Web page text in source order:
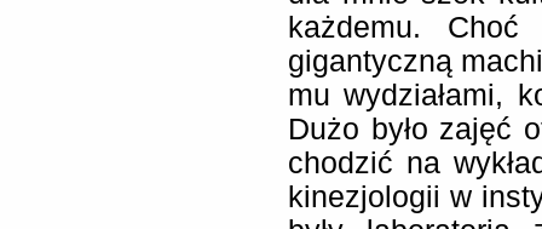
każdemu. Choć
gigantyczną
mu wydziałami,
Dużo było zajęć
chodzić na
kinezjologii w